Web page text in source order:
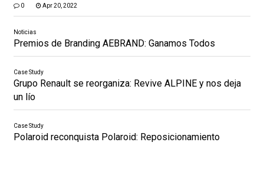
0 Apr 20, 2022
Noticias
Premios de Branding AEBRAND: Ganamos Todos
Case Study
Grupo Renault se reorganiza: Revive ALPINE y nos deja
un lío
Case Study
Polaroid reconquista Polaroid: Reposicionamiento